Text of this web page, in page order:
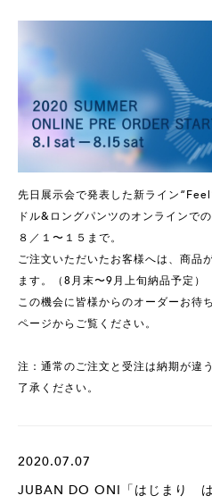
先日展示会で発表した新ライン
ドル&ロングパンツのオンラインで
８／１〜１５まで。
ご注文いただいたお客様へは、商品
ます。（8月末〜9月上旬納品予定）
この機会に皆様からのオーダーお待
ページからご覧ください。
注：通常のご注文と受注は納期が違
了承ください。
2020.07.07
JUBAN DO ONI「はじまり